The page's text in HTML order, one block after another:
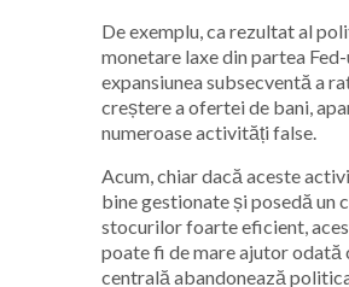
De exemplu, ca rezultat al
monetare laxe din partea
expansiunea subsecventă a
creștere a ofertei de bani,
numeroase activități false.
Acum, chiar dacă aceste
bine gestionate și posedă un
stocurilor foarte eficient,
poate fi de mare ajutor odată
centrală abandonează